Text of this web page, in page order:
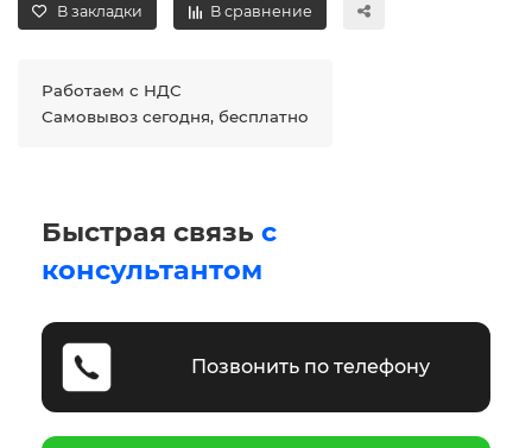
В закладки В сравнение
Работаем с НДС
Самовывоз сегодня, бесплатно
Быстрая связь с
консультантом
Позвонить по телефону